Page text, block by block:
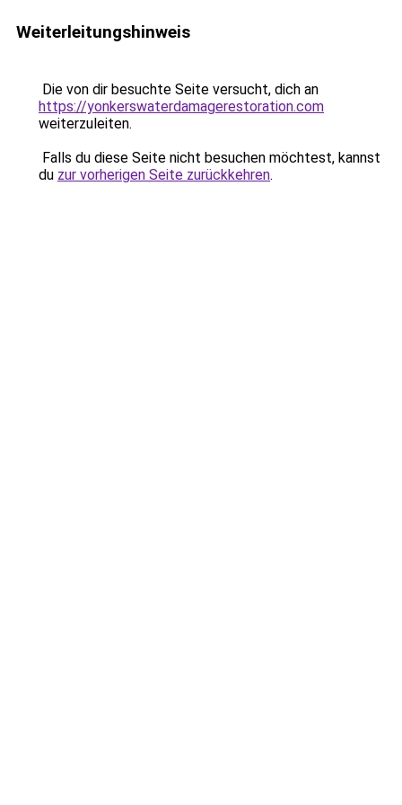
Weiterleitungshinweis
Die von dir besuchte Seite versucht, dich an
https://yonkerswaterdamagerestoration.com
weiterzuleiten.
Falls du diese Seite nicht besuchen möchtest, kannst
du zur vorherigen Seite zurückkehren.